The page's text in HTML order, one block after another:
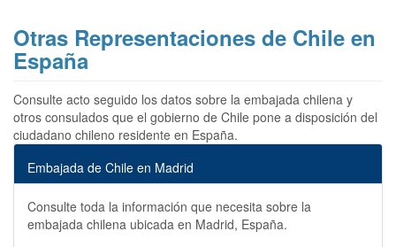
Otras Representaciones de Chile en
España
Consulte acto seguido los datos sobre la embajada chilena y
otros consulados que el gobierno de Chile pone a disposición del
ciudadano chileno residente en España.
Embajada de Chile en Madrid
Consulte toda la información que necesita sobre la
embajada chilena ubicada en Madrid, España.